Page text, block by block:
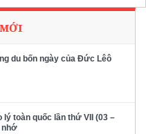
du bốn ngày của Đức Lêô
lý toàn quốc lần thứ VII (03 –
nhớ